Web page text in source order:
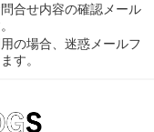
合せ内容の確認メール
の場合、迷惑メールフ
す。